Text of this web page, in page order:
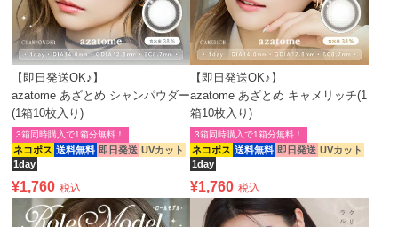
【即日発送OK♪】
azatome あざとめ シャンパウダー
(1箱10枚入り)
ネコポス 送料無料 即日発送 UVカット
1day
3箱同時購入で1箱分無料！
¥1,760 税込
【即日発送OK♪】
azatome あざとめ キャメリッチ(1
箱10枚入り)
ネコポス 送料無料 即日発送 UVカット
1day
3箱同時購入で1箱分無料！
¥1,760 税込